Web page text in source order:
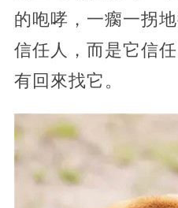
的咆哮，一瘸一拐
信任人，而是它信
有回來找它。